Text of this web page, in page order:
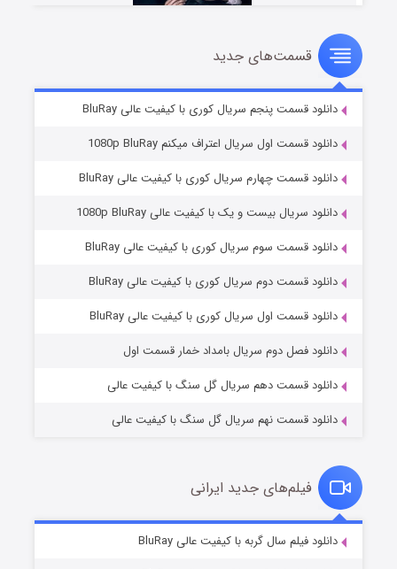
قسمت۸ (زیرنویس) منتشر شد
عملیات آپارتمان
قسمت۲ (زیرنویس) منتشر شد
قسمت۲ (زیرنویس) منتشر شد
قسمت‌های جدید
دانلود قسمت پنجم سریال کوری با کیفیت عالی BluRay
دانلود قسمت اول سریال اعتراف میکنم 1080p BluRay
دانلود قسمت چهارم سریال کوری با کیفیت عالی BluRay
دانلود سریال بیست و یک با کیفیت عالی 1080p BluRay
دانلود قسمت سوم سریال کوری با کیفیت عالی BluRay
دانلود قسمت دوم سریال کوری با کیفیت عالی BluRay
دانلود قسمت اول سریال کوری با کیفیت عالی BluRay
دانلود فصل دوم سریال بامداد خمار قسمت اول
دانلود قسمت دهم سریال گل سنگ با کیفیت عالی
دانلود قسمت نهم سریال گل سنگ با کیفیت عالی
فیلم‌های جدید ایرانی
دانلود فیلم سال گربه با کیفیت عالی BluRay